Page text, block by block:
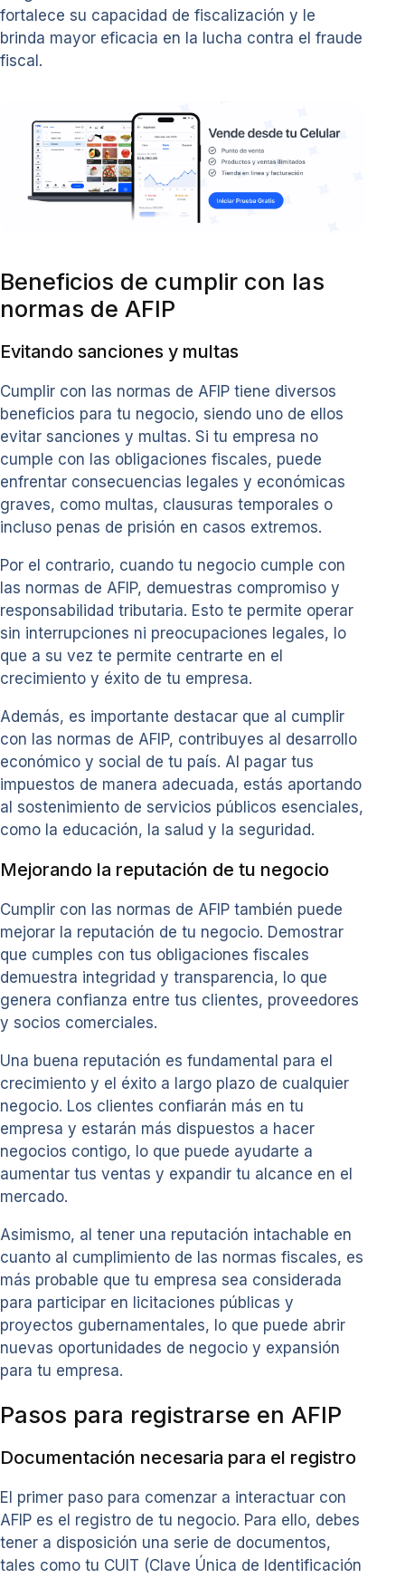
fortalece su capacidad de fiscalización y le
brinda mayor eficacia en la lucha contra el fraude
fiscal.
Beneficios de cumplir con las
normas de AFIP
Evitando sanciones y multas
Cumplir con las normas de AFIP tiene diversos
beneficios para tu negocio, siendo uno de ellos
evitar sanciones y multas. Si tu empresa no
cumple con las obligaciones fiscales, puede
enfrentar consecuencias legales y económicas
graves, como multas, clausuras temporales o
incluso penas de prisión en casos extremos.
Por el contrario, cuando tu negocio cumple con
las normas de AFIP, demuestras compromiso y
responsabilidad tributaria. Esto te permite operar
sin interrupciones ni preocupaciones legales, lo
que a su vez te permite centrarte en el
crecimiento y éxito de tu empresa.
Además, es importante destacar que al cumplir
con las normas de AFIP, contribuyes al desarrollo
económico y social de tu país. Al pagar tus
impuestos de manera adecuada, estás aportando
al sostenimiento de servicios públicos esenciales,
como la educación, la salud y la seguridad.
Mejorando la reputación de tu negocio
Cumplir con las normas de AFIP también puede
mejorar la reputación de tu negocio. Demostrar
que cumples con tus obligaciones fiscales
demuestra integridad y transparencia, lo que
genera confianza entre tus clientes, proveedores
y socios comerciales.
Una buena reputación es fundamental para el
crecimiento y el éxito a largo plazo de cualquier
negocio. Los clientes confiarán más en tu
empresa y estarán más dispuestos a hacer
negocios contigo, lo que puede ayudarte a
aumentar tus ventas y expandir tu alcance en el
mercado.
Asimismo, al tener una reputación intachable en
cuanto al cumplimiento de las normas fiscales, es
más probable que tu empresa sea considerada
para participar en licitaciones públicas y
proyectos gubernamentales, lo que puede abrir
nuevas oportunidades de negocio y expansión
para tu empresa.
Pasos para registrarse en AFIP
Documentación necesaria para el registro
El primer paso para comenzar a interactuar con
AFIP es el registro de tu negocio. Para ello, debes
tener a disposición una serie de documentos,
tales como tu CUIT (Clave Única de Identificación